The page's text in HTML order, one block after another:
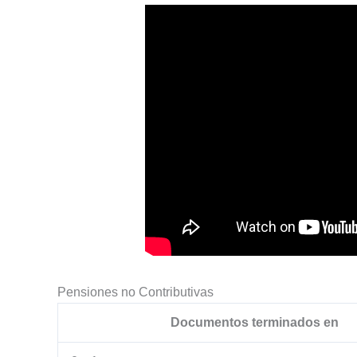
Pensiones no Contributivas
Documentos terminados en